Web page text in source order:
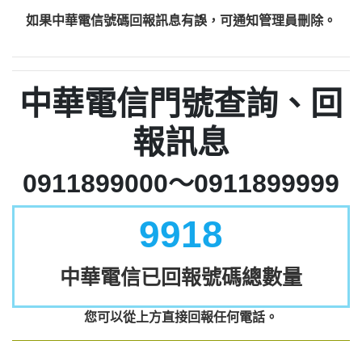
如果中華電信號碼回報訊息有誤，可通知管理員刪除。
中華電信門號查詢、回
報訊息
0911899000～0911899999
9918
中華電信已回報號碼總數量
您可以從上方直接回報任何電話。